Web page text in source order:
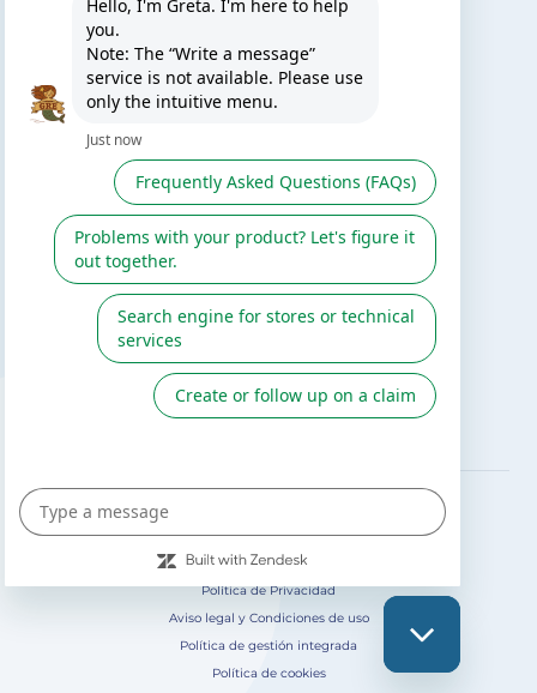
TE PUEDE INTERESAR
El blog de Gre
Servicio de postventa
Catálogo Gre / Zodiac
SÍGUENOS EN
Política de Privacidad
Aviso legal y Condiciones de uso
Política de gestión integrada
Política de cookies